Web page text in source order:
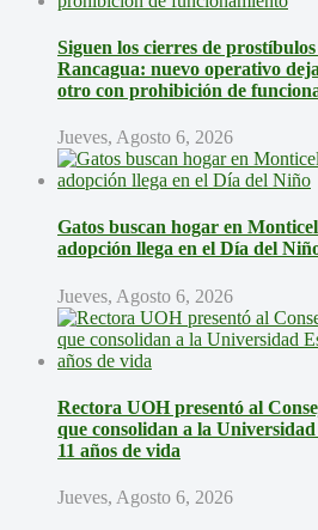
Siguen los cierres de
Rancagua: nuevo operativo
otro con prohibición de
Jueves, Agosto 6, 2026
Gatos buscan hogar en
adopción llega en el Día del
Jueves, Agosto 6, 2026
Rectora UOH presentó al
que consolidan a la
11 años de vida
Jueves, Agosto 6, 2026